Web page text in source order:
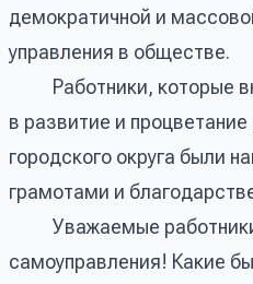
демократичной и
управления в обществе.
Работники, которые
в развитие и
городского округа были
грамотами и
Уважаемые работники
самоуправления! Какие